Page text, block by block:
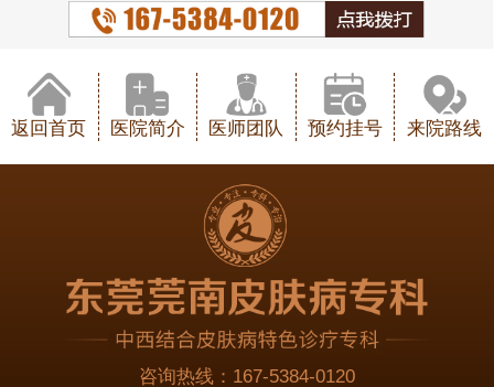
返回首页 医院简介 医师团队 预约挂号 来院路线
咨询热线： 167-5384-0120